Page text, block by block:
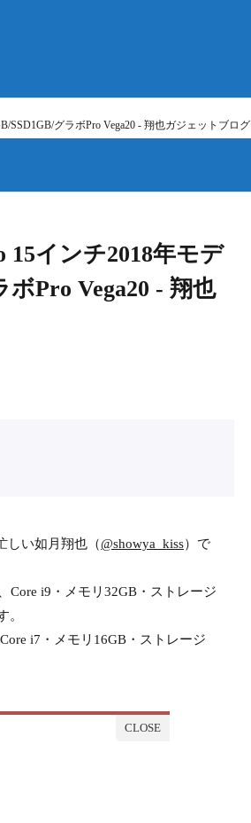
SSD1GB/グラボPro Vega20 - 翔也ガジェットブログ
インチ2018年モデ
ボPro Vega20 - 翔也
しい如月翔也（@showya_kiss）で
Core i9・メモリ32GB・ストレージ
。
i7・メモリ16GB・ストレージ